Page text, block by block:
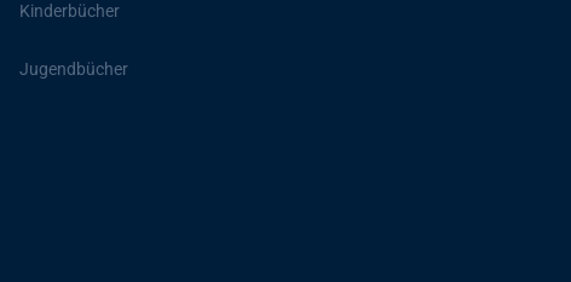
Kinderbücher
Jugendbücher